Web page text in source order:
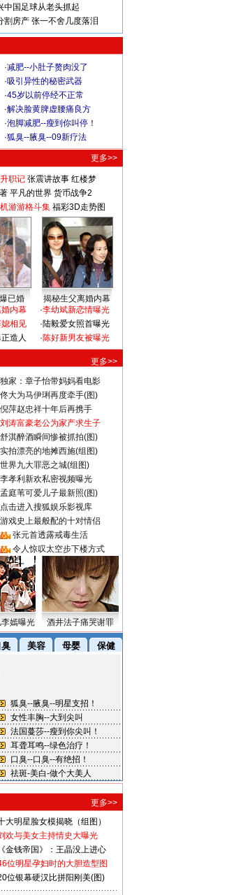
中国足球从老头抓起
割房产 张一不舍几度落泪
·减肥--小肚子赘肉没了
·吸引异性的秘密武器
·45岁以前停经不正常
·解决脸黄脾虚腰痛良方
·泡脚减肥--瘦到你叫停！
·狐臭--腋臭--09新疗法
更多>>
职记 张震讲故事 红楼梦
平凡的世界 货币战争2
游游格斗集 福彩3D走势图
已婚
揭秘生父离婚内幕
内幕
相见
造人
·李幼斌新恋情曝光
·陆毅爱女照首曝光
·陈好新男友被曝光
更多>>
独家：章子怡带妈妈看电影
佟大为马伊琍再度牵手(图)
倪萍赵忠祥十年后再携手
刘涛富豪老公为家产求生子
舒淇醉酒瞬间惨被抓拍(图)
实拍漂亮的地摊西施(组图)
世界九大罪恶之城(组图)
李孝利新欢私密视频曝光
孟庭苇可爱儿子最新照(图)
点击进入搜狐娱乐影视库
游戏史上最般配的十对情侣
张元首透露戒毒生活
令人惊叹太空步下楼方式
嫣曝光 酒井法子痛哭谢罪
更多>>
大明星脸女模揭晓（组图）
欢与美女主持情史大曝光
《金钱帝国》：王晶没上进心
位明星孕妇时的大胆造型图
位银幕硬汉比拼阳刚美(图)